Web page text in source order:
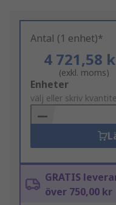
Antal (1 enhet)*
4 721,58
(exkl. moms)
Add
to
Basket
Enheter
välj eller skriv
GRATIS
över 750,00 kr